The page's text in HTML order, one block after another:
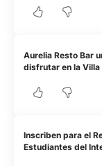
Aurelia Resto Bar
disfrutar en la Villa
Inscriben para el
Estudiantes del